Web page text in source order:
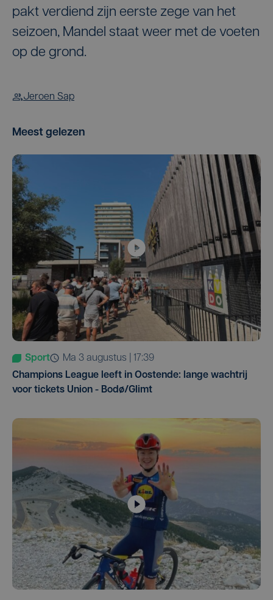
pakt verdiend zijn eerste zege van het
seizoen, Mandel staat weer met de voeten
op de grond.
Jeroen Sap
Meest gelezen
Sport
ma 3 augustus | 17:39
Champions League leeft in Oostende: lange wachtrij
voor tickets Union - Bodø/Glimt